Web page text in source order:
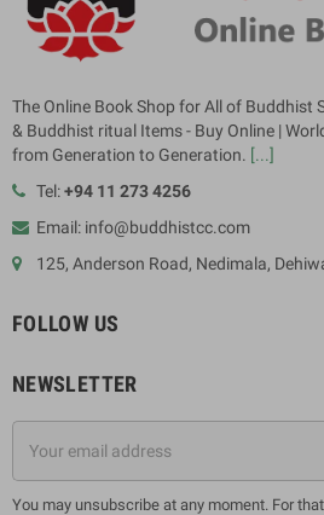
The Online Book Shop for All of Buddhist
& Buddhist ritual Items - Buy Online |
from Generation to Generation. [...]
Tel:+94 11 273 4256
Email: info@buddhistcc.com
125, Anderson Road, Nedimala,
FOLLOW US
NEWSLETTER
You may unsubscribe at any moment. For